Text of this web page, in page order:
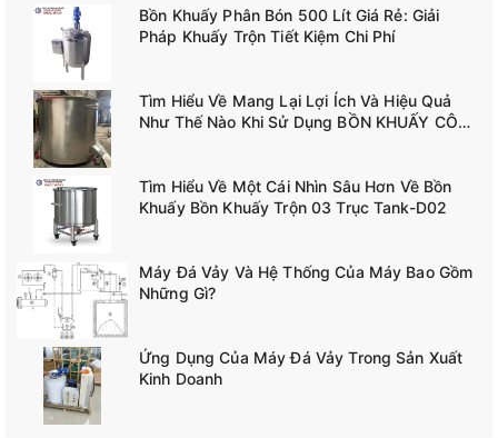
Bồn Khuấy Phân Bón 500 Lít Giá Rẻ: Giải
Pháp Khuấy Trộn Tiết Kiệm Chi Phí
Tìm Hiểu Về Mang Lại Lợi Ích Và Hiệu Quả
Như Thế Nào Khi Sử Dụng BỒN KHUẤY CÔNG
Tìm Hiểu Về Một Cái Nhìn Sâu Hơn Về Bồn
Khuấy Bồn Khuấy Trộn 03 Trục Tank-D02
Máy Đá Vảy Và Hệ Thống Của Máy Bao Gồm
Những Gì?
Ứng Dụng Của Máy Đá Vảy Trong Sản Xuất
Kinh Doanh